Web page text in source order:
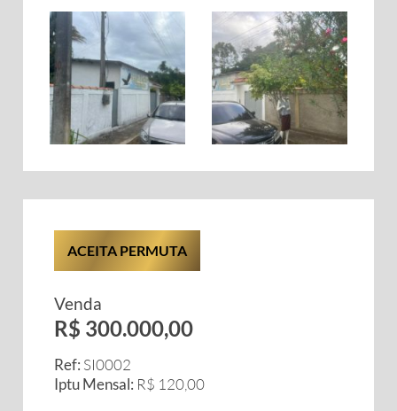
ACEITA PERMUTA
Venda
R$ 300.000,00
Ref: SI0002
Iptu Mensal: R$ 120,00